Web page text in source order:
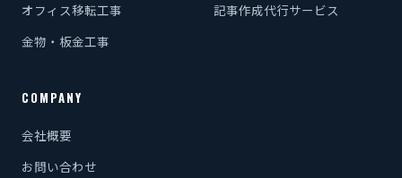
オフィス移転工事
金物・板金工事
記事作成代行サービス
COMPANY
会社概要
お問い合わせ